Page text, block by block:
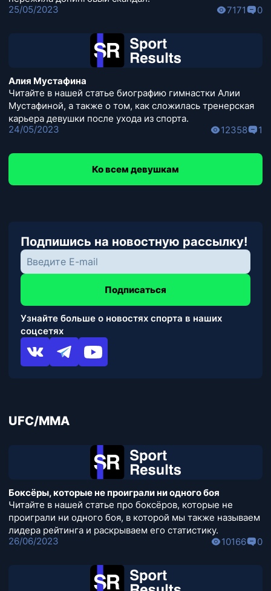
25/05/2023
7171 0
Алия Мустафина
Читайте в нашей статье биографию гимнастки Алии
Мустафиной, а также о том, как сложилась тренерская
карьера девушки после ухода из спорта.
24/05/2023
12358 1
Ко всем девушкам
Подпишись на новостную рассылку!
Подписаться
Узнайте больше о новостях спорта в наших
соцсетях
UFC/MMA
Боксёры, которые не проиграли ни одного боя
Читайте в нашей статье про боксёров, которые не
проиграли ни одного боя, в которой мы также называем
лидера рейтинга и раскрываем его статистику.
26/06/2023
10166 0